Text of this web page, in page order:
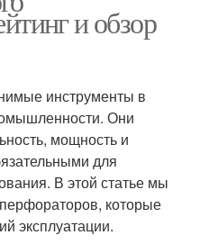
и обзор
инструменты в
Они
мощность и
для
В этой статье мы
которые
эксплуатации.